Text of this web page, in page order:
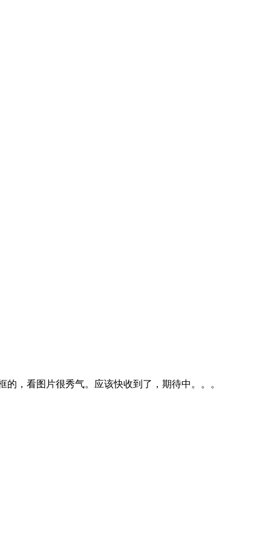
，看图片很秀气。应该快收到了，期待中。。。